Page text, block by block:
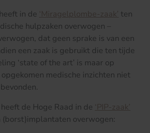
in de ‘Miragelplombe-zaak’ ten
hulpzaken overwogen –
dat geen sprake is van een
een zaak is gebruikt die ten tijde
‘state of the art’ is maar op
medische inzichten niet
de Hoge Raad in de ‘PIP-zaak’
(borst)implantaten overwogen: